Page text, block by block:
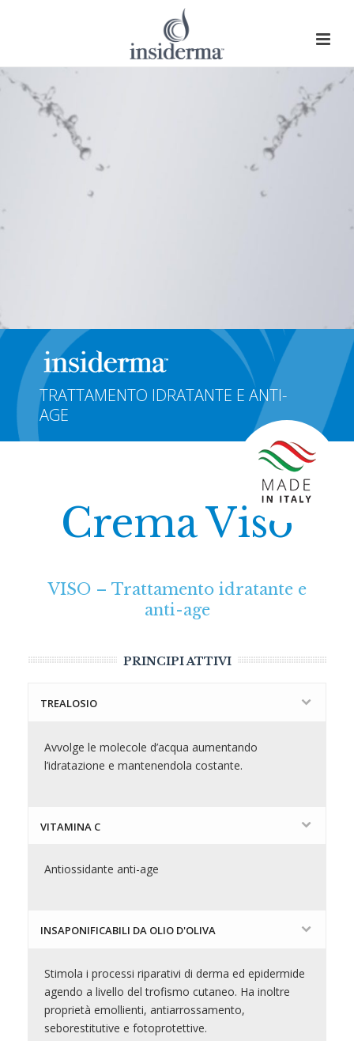
TRATTAMENTO IDRATANTE E ANTI-
AGE
Crema Viso
VISO – Trattamento idratante e
anti-age
PRINCIPI ATTIVI
TREALOSIO
Avvolge le molecole d’acqua aumentando
l’idratazione e mantenendola costante.
VITAMINA C
Antiossidante anti-age
INSAPONIFICABILI DA OLIO D'OLIVA
Stimola i processi riparativi di derma ed epidermide
agendo a livello del trofismo cutaneo. Ha inoltre
proprietà emollienti, antiarrossamento,
seborestitutive e fotoprotettive.